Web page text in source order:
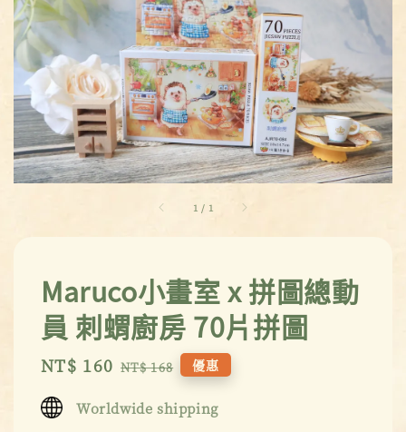
1 / 1
Maruco小畫室 x 拼圖總動
員 刺蝟廚房 70片拼圖
Sale
NT$ 160 Regular
NT$ 168 優惠
Worldwide shipping